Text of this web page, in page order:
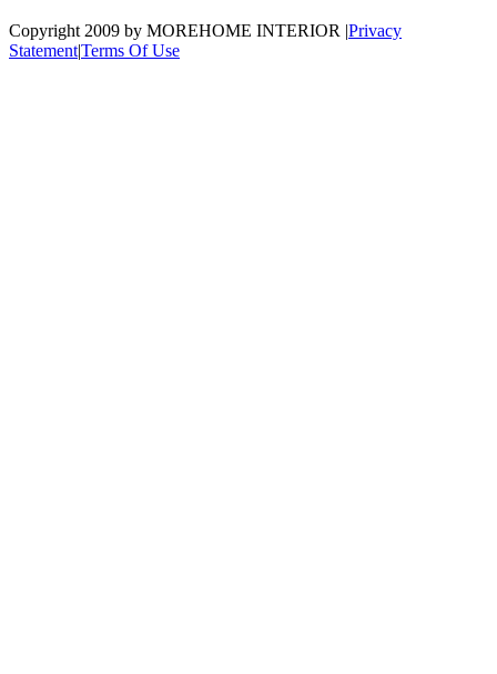
Copyright 2009 by MOREHOME INTERIOR |Privacy
Statement|Terms Of Use